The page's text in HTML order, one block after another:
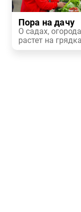
Пора на дачу
О садах,
растет на